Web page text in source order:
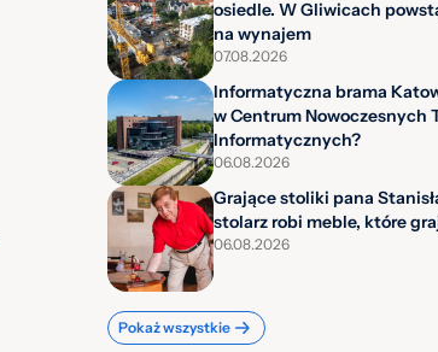
osiedle. W Gliwicach
na wynajem
07.08.2026
Informatyczna brama
w Centrum Nowoczesnych
Informatycznych?
06.08.2026
Grające stoliki pana
stolarz robi meble, które
06.08.2026
Pokaż wszystkie